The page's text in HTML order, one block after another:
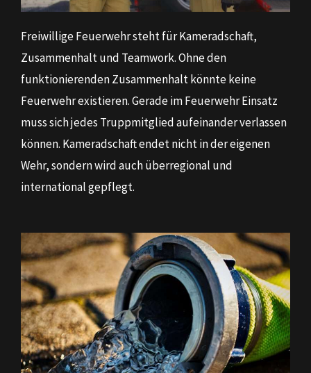
Freiwillige Feuerwehr steht für Kameradschaft,
Zusammenhalt und Teamwork. Ohne den
funktionierenden Zusammenhalt könnte keine
Feuerwehr existieren. Gerade im Feuerwehr Einsatz
muss sich jedes Truppmitglied aufeinander verlassen
können. Kameradschaft endet nicht in der eigenen
Wehr, sondern wird auch überregional und
international gepflegt.